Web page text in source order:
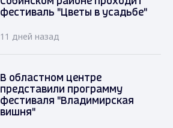
фестиваль "Цветы в усадьбе"
11 дней назад
В областном центре
представили программу
фестиваля "Владимирская
вишня"